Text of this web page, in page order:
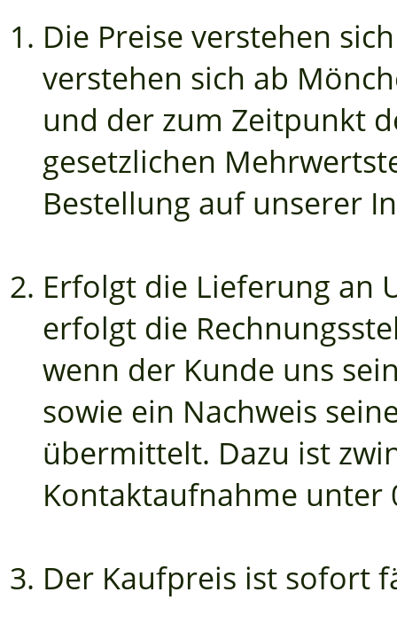
Die Preise verstehen
verstehen sich ab
und der zum Zeitpunkt
gesetzlichen
Bestellung auf unserer
Erfolgt die Lieferung an
erfolgt die
wenn der Kunde uns
sowie ein Nachweis
übermittelt. Dazu ist
Kontaktaufnahme unter
Der Kaufpreis ist sofort